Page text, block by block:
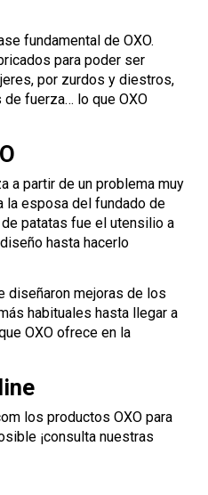
fundamental de OXO.
para poder ser
por zurdos y diestros,
fuerza… lo que OXO
a partir de un problema muy
la esposa del fundado de
de patatas fue el utensilio a
hasta hacerlo
diseñaron mejoras de los
habituales hasta llegar a
OXO ofrece en la
los productos OXO para
¡consulta nuestras